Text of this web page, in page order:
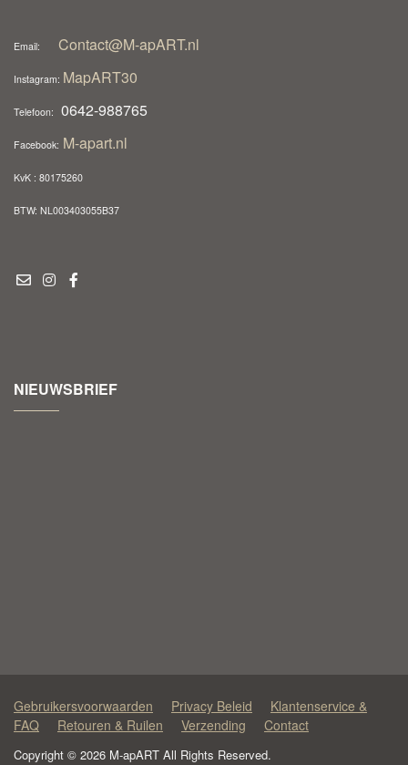
Email: Contact@M-apART.nl
Instagram: MapART30
Telefoon: 0642-988765
Facebook: M-apart.nl
KvK : 80175260
BTW: NL003403055B37
NIEUWSBRIEF
Gebruikersvoorwaarden Privacy Beleid
Klantenservice &
FAQ
Retouren & Ruilen Verzending Contact
Copyright © 2026 M-apART All Rights Reserved.